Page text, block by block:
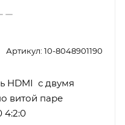
Артикул: 10-8048901190
HDMI с двумя
витой паре
4:2:0